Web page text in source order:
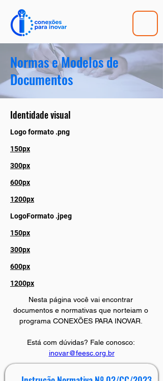
Normas e Modelos de
Documentos
Identidade visual
Logo formato .png
150px
300px
600px
1200px
LogoFormato .jpeg
150px
300px
600px
1200px
Nesta página você vai encontrar
documentos e normativas que norteiam o
programa CONEXÕES PARA INOVAR.
Está com dúvidas? Fale conosco:
inovar@feesc.org.br